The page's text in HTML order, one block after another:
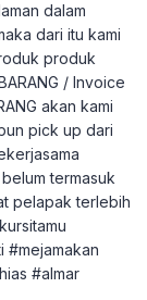
dalam
dari itu kami
produk
/ Invoice
akan kami
pick up dari
termasuk
pelapak terlebih
#mejamakan
#almar